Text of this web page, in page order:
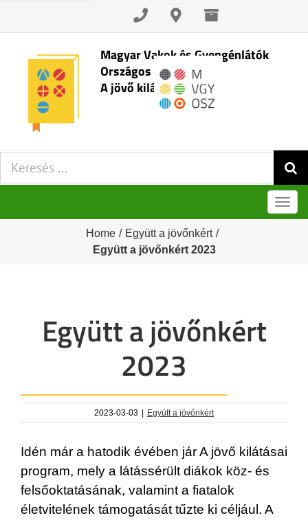
Skip
content
Magyar Vakok és Gyengénlátók
Országos Szövetsége
A jövő kilátásai
Keresés:
Home / Együtt a jövőnkért /
Együtt a jövőnkért 2023
Együtt a jövőnkért
2023
2023-03-03 | Együtt a jövőnkért
Idén már a hatodik évében jár A jövő kilátásai
program, mely a látássérült diákok köz- és
felsőoktatásának, valamint a fiatalok
életvitelének támogatását tűzte ki céljául. A